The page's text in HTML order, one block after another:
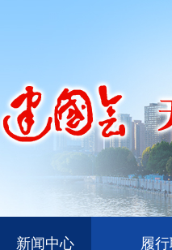
新闻中心 履